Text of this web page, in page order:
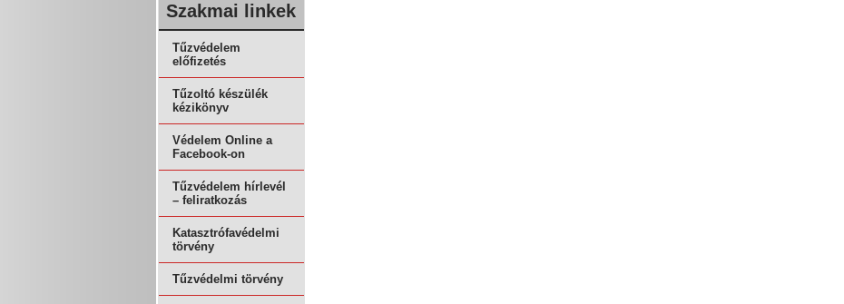
Szakmai linkek
Tűzvédelem
előfizetés
Tűzoltó készülék
kézikönyv
Védelem Online a
Facebook-on
Tűzvédelem hírlevél
– feliratkozás
Katasztrófavédelmi
törvény
Tűzvédelmi törvény